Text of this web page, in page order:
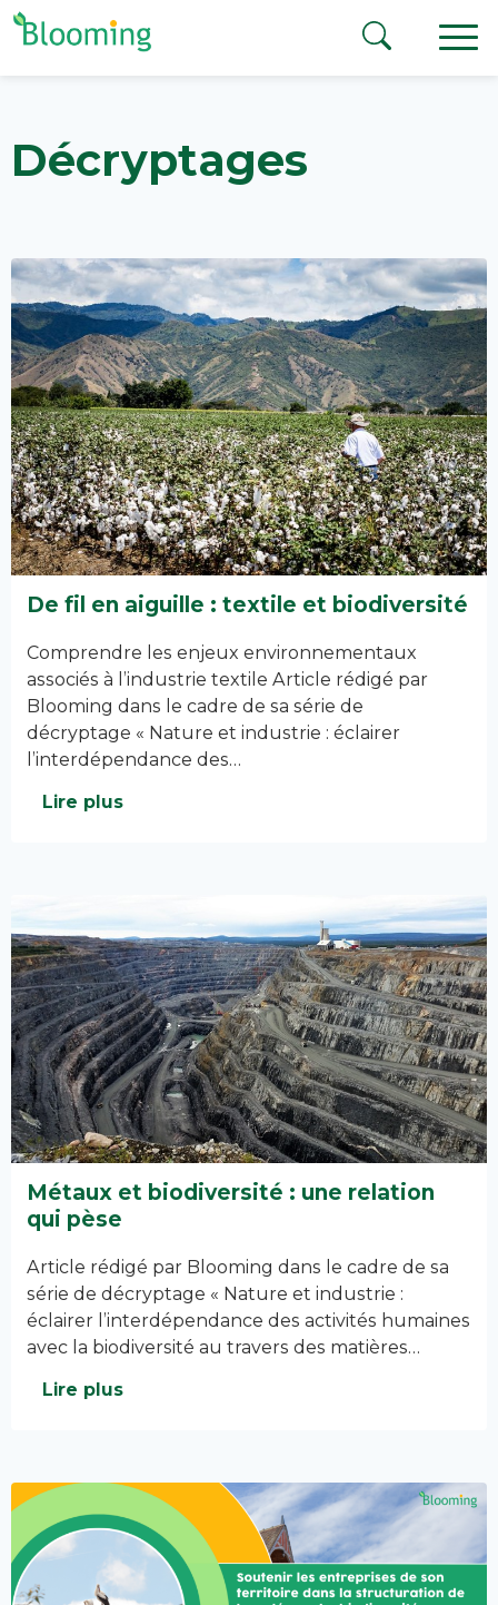
Aller au contenu
Décryptages
De fil en aiguille : textile et biodiversité
Comprendre les enjeux environnementaux
associés à l’industrie textile Article rédigé par
Blooming dans le cadre de sa série de
décryptage « Nature et industrie : éclairer
l’interdépendance des…
Lire plus
Métaux et biodiversité : une relation
qui pèse
Article rédigé par Blooming dans le cadre de sa
série de décryptage « Nature et industrie :
éclairer l’interdépendance des activités humaines
avec la biodiversité au travers des matières…
Lire plus